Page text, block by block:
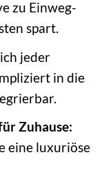
zu Einweg-
spart.
jeder
in die
Zuhause:
eine luxuriöse